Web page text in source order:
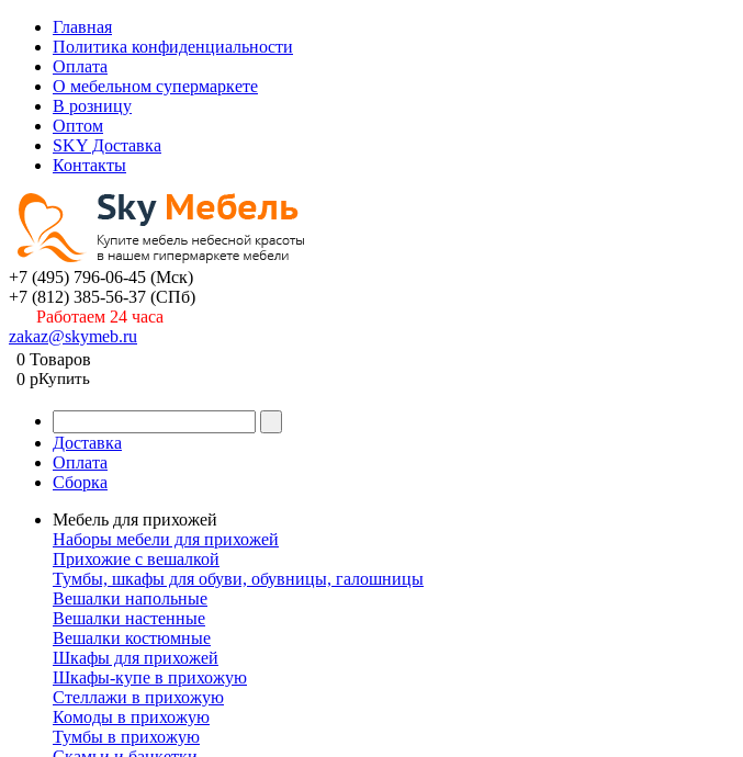
Главная
Политика конфиденциальности
Оплата
О мебельном супермаркете
В розницу
Оптом
SKY Доставка
Контакты
+7 (495) 796-06-45 (Мск)
+7 (812) 385-56-37 (СПб)
Работаем 24 часа
zakaz@skymeb.ru
0 Товаров
0 pКупить
Доставка
Оплата
Сборка
Мебель для прихожей
Наборы мебели для прихожей
Прихожие с вешалкой
Тумбы, шкафы для обуви, обувницы, галошницы
Вешалки напольные
Вешалки настенные
Вешалки костюмные
Шкафы для прихожей
Шкафы-купе в прихожую
Стеллажи в прихожую
Комоды в прихожую
Тумбы в прихожую